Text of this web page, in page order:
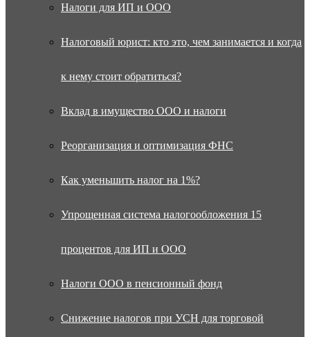
Налоги для ИП и ООО
Налоговый юрист: кто это, чем занимается и когда
к нему стоит обратиться?
Вклад в имущество ООО и налоги
Реорганизация и оптимизация ФНС
Как уменьшить налог на 1%?
Упрощенная система налогообложения 15
процентов для ИП и ООО
Налоги ООО в пенсионный фонд
Снижение налогов при УСН для торговой